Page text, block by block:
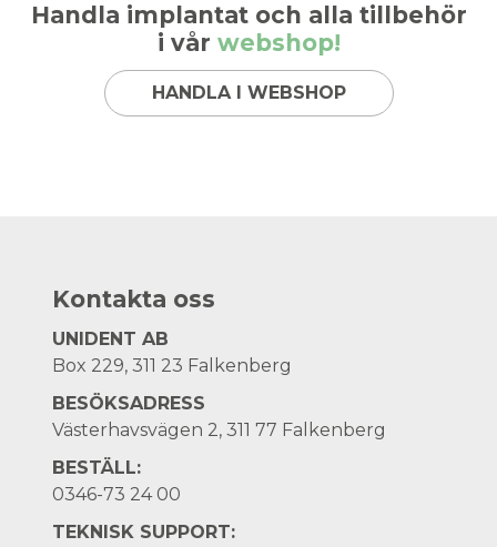
Handla implantat och alla tillbehör
i vår webshop!
HANDLA I WEBSHOP
Kontakta oss
UNIDENT AB
Box 229, 311 23 Falkenberg
BESÖKSADRESS
Västerhavsvägen 2, 311 77 Falkenberg
BESTÄLL:
0346-73 24 00
TEKNISK SUPPORT: